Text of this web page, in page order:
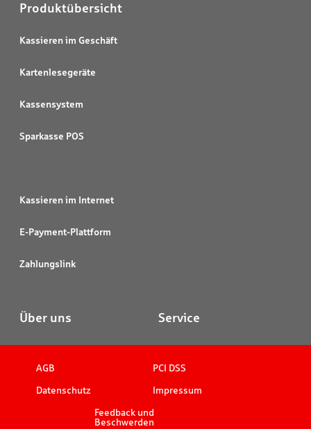
Produktübersicht
Kassieren im Geschäft
Kartenlesegeräte
Kassensystem
Sparkasse POS
Kassieren im Internet
E-Payment-Plattform
Zahlungslink
Über uns Service
AGB
PCI DSS
Datenschutz
Impressum
Feedback und
Beschwerden